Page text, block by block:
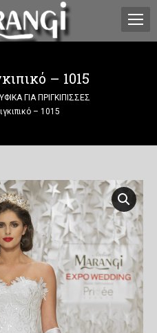
– 1015
ΓΙΑ ΠΡΙΓΚΙΠΙΣΣΕΣ
– 1015